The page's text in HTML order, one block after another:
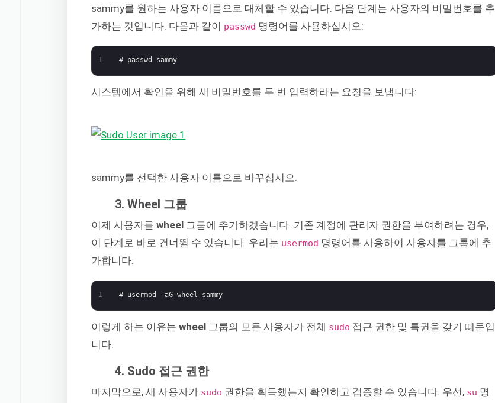
sammy를 원하는 사용자 이름으로 대체할 수 있습니다. 다음 단계는 사용자의 비밀번호를 추
가하는 것입니다. 다음과 같이 passwd 명령어를 사용하십시오:
1 # passwd sammy
시스템에서 확인을 위해 새 비밀번호를 두 번 입력하라는 요청을 보냅니다:
sammy를 선택한 사용자 이름으로 바꾸십시오.
3. Wheel 그룹
이제 사용자를wheel 그룹에 추가하겠습니다. 기존 계정에 관리자 권한을 부여하려는 경우,
이 단계로 바로 건너뛸 수 있습니다. 우리는 usermod 명령어를 사용하여 사용자를 그룹에 추
가합니다:
1 # usermod -aG wheel sammy
이렇게 하는 이유는wheel 그룹의 모든 사용자가 전체 sudo 접근 권한 및 특권을 갖기 때문입
니다.
4. Sudo 접근 권한
마지막으로, 새 사용자가 sudo 권한을 획득했는지 확인하고 검증할 수 있습니다. 우선, su 명